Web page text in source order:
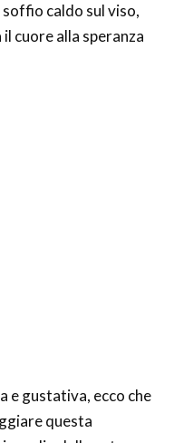
caldo sul viso,
cuore alla speranza
e gustativa, ecco che
questa